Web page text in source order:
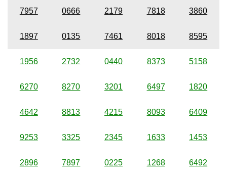
7957 0666 2179 7818 3860
1897 0135 7461 8018 8595
1956 2732 0440 8373 5158
6270 8270 3201 6497 1820
4642 8813 4215 8093 6409
9253 3325 2345 1633 1453
2896 7897 0225 1268 6492